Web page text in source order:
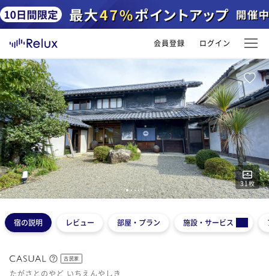
会員登録 ログイン
31枚
12345
宿の説明 レビュー 部屋・プラン 施設・サービス
古民家
たがさとのやど いちえんやしき